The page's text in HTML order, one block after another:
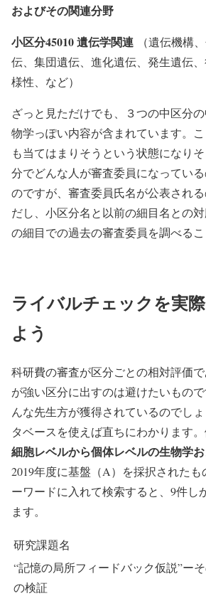
およびその関連分野
小区分45010 遺伝学関連 （遺伝機構
伝、集団遺伝、進化遺伝、発生遺伝
様性、など）
ざっと見ただけでも、３つの中区分
物学っぽい内容が含まれています。
も当てはまりそうという状態になり
分でどんな人が審査委員になってい
のですが、審査委員氏名が公表され
だし、小区分名と以前の細目名との
の細目での過去の審査委員を調べるこ
ライバルチェックを実
よう
科研費の審査が区分ごとの相対評価
が強い区分に出すのは避けたいもの
んな先生方が獲得されているのでしょ
タベースを使えば直ちにわかります。
細胞レベルから個体レベルの生物学
2019年度に基盤（A）を採択された
ーワードに入れて検索すると、9件し
ます。
研究課題名
“記憶の局所フィードバック仮説”ー
の検証